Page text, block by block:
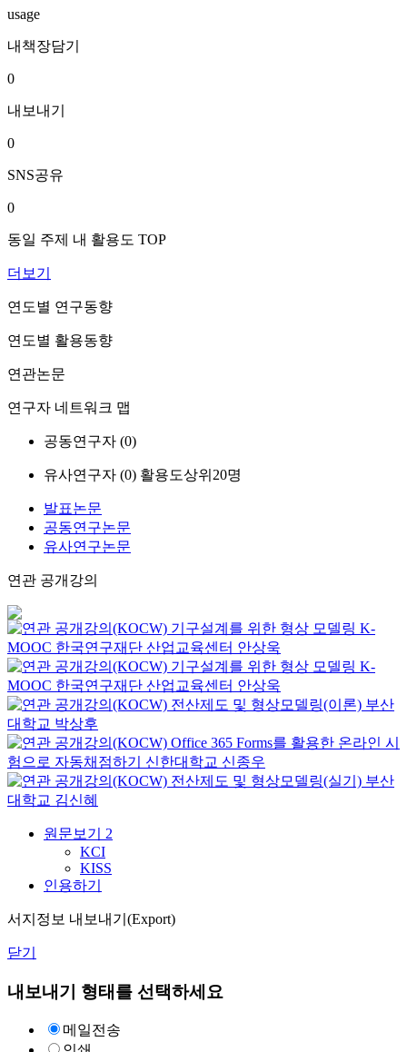
usage
내책장담기
0
내보내기
0
SNS공유
0
동일 주제 내 활용도 TOP
더보기
연도별 연구동향
연도별 활용동향
연관논문
연구자 네트워크 맵
공동연구자 (0)
유사연구자 (0) 활용도상위20명
발표논문
공동연구논문
유사연구논문
연관 공개강의
기구설계를 위한 형상 모델링 K-
MOOC 한국연구재단 산업교육센터 안상욱
기구설계를 위한 형상 모델링 K-
MOOC 한국연구재단 산업교육센터 안상욱
전산제도 및 형상모델링(이론) 부산
대학교 박상후
Office 365 Forms를 활용한 온라인 시
험으로 자동채점하기
신한대학교 신종우
전산제도 및 형상모델링(실기) 부산
대학교 김신혜
원문보기 2
KCI
KISS
인용하기
서지정보 내보내기(Export)
닫기
내보내기 형태를 선택하세요
메일전송